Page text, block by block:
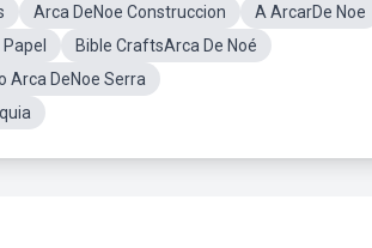
Arca DeNoe Construccion
A ArcarDe Noe
Bible CraftsArca De Noé
Arca DeNoe Serra